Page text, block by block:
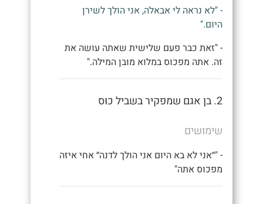
- "לא נראה לי אבאלה, אני הולך לשירן
היום."
- "זאת כבר פעם שלישית שאתה עושה את
זה. אתה מפכוס במלוא מובן המילה."
2. בן אגם שמפקיר בשביל כוּס
שימושים
- "״אני לא בא היום אני הולך לדנה״ אחי איזה
מפכוס אתה"